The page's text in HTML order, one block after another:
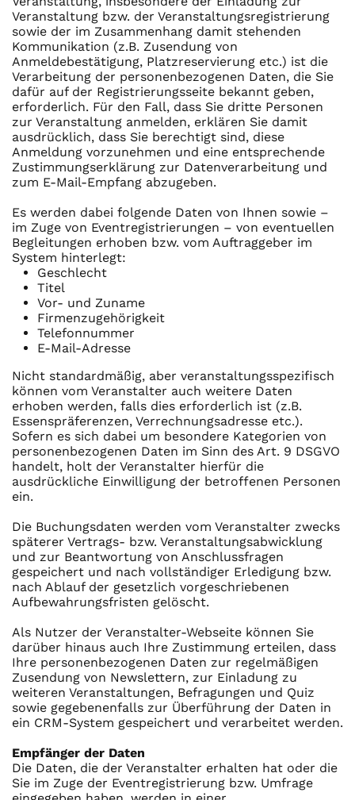
Veranstaltung bzw. der Veranstaltungsregistrierung
sowie der im Zusammenhang damit stehenden
Kommunikation (z.B. Zusendung von
Anmeldebestätigung, Platzreservierung etc.) ist die
Verarbeitung der personenbezogenen Daten, die Sie
dafür auf der Registrierungsseite bekannt geben,
erforderlich. Für den Fall, dass Sie dritte Personen
zur Veranstaltung anmelden, erklären Sie damit
ausdrücklich, dass Sie berechtigt sind, diese
Anmeldung vorzunehmen und eine entsprechende
Zustimmungserklärung zur Datenverarbeitung und
zum E-Mail-Empfang abzugeben.
Es werden dabei folgende Daten von Ihnen sowie –
im Zuge von Eventregistrierungen – von eventuellen
Begleitungen erhoben bzw. vom Auftraggeber im
System hinterlegt:
Geschlecht
Titel
Vor- und Zuname
Firmenzugehörigkeit
Telefonnummer
E-Mail-Adresse
Nicht standardmäßig, aber veranstaltungsspezifisch
können vom Veranstalter auch weitere Daten
erhoben werden, falls dies erforderlich ist (z.B.
Essenspräferenzen, Verrechnungsadresse etc.).
Sofern es sich dabei um besondere Kategorien von
personenbezogenen Daten im Sinn des Art. 9 DSGVO
handelt, holt der Veranstalter hierfür die
ausdrückliche Einwilligung der betroffenen Personen
ein.
Die Buchungsdaten werden vom Veranstalter zwecks
späterer Vertrags- bzw. Veranstaltungsabwicklung
und zur Beantwortung von Anschlussfragen
gespeichert und nach vollständiger Erledigung bzw.
nach Ablauf der gesetzlich vorgeschriebenen
Aufbewahrungsfristen gelöscht.
Als Nutzer der Veranstalter-Webseite können Sie
darüber hinaus auch Ihre Zustimmung erteilen, dass
Ihre personenbezogenen Daten zur regelmäßigen
Zusendung von Newslettern, zur Einladung zu
weiteren Veranstaltungen, Befragungen und Quiz
sowie gegebenenfalls zur Überführung der Daten in
ein CRM-System gespeichert und verarbeitet werden.
Empfänger der Daten
Die Daten, die der Veranstalter erhalten hat oder die
Sie im Zuge der Eventregistrierung bzw. Umfrage